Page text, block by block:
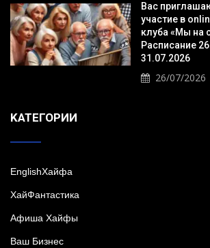
Вас
участие в
клуба «Мы на
Расписание
31.07.2026
26/07/2026
KАТЕГОРИИ
EnglishХайфа
XайФантастика
Афиша Хайфы
Ваш Бизнес